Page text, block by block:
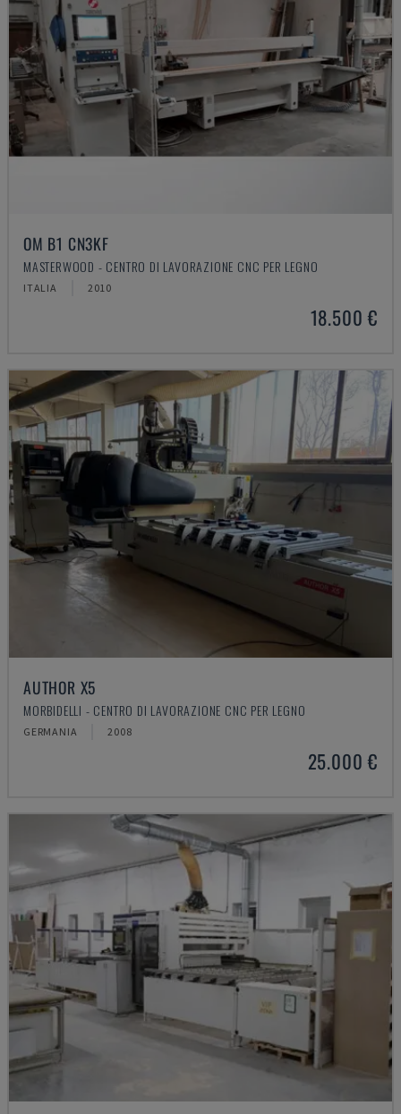
OM B1 CN3KF
MASTERWOOD - CENTRO DI LAVORAZIONE CNC PER LEGNO
ITALIA 2010
18.500 €
AUTHOR X5
MORBIDELLI - CENTRO DI LAVORAZIONE CNC PER LEGNO
GERMANIA 2008
25.000 €